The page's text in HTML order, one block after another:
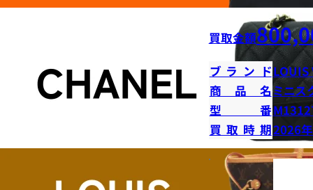
買取金額
ブランドLOUIS
商品名ミニス
型番
買取時期2026